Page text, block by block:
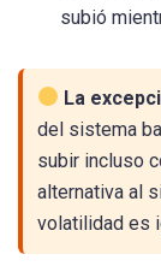
subió
La
del sistema
subir incluso
alternativa al
volatilidad es